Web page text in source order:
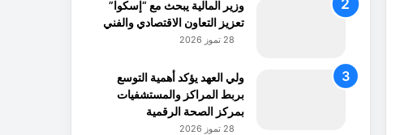
وزير المالية يبحث مع “إسكوا”
تعزيز التعاون الاقتصادي والفني
28 تموز 2026
ولي العهد يؤكد أهمية التوسع
بربط المراكز والمستشفيات
بمركز الصحة الرقمية
28 تموز 2026